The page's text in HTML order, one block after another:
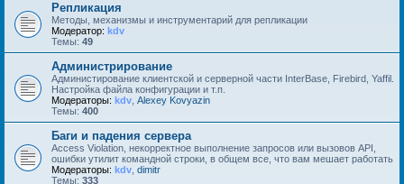
Репликация
Методы, механизмы и инструментарий для репликации
Модератор: kdv
Темы: 49
Администрирование
Администирование клиентской и серверной части InterBase, Firebird, Yaffil.
Настройка файла конфигурации и т.п.
Модераторы: kdv Alexey Kovyazin
Темы: 400
Баги и падения сервера
Access Violation, некорректное выполнение запросов или вызовов API,
ошибки утилит командной строки, в общем все, что вам мешает работать
Модераторы: kdv dimitr
Темы: 333